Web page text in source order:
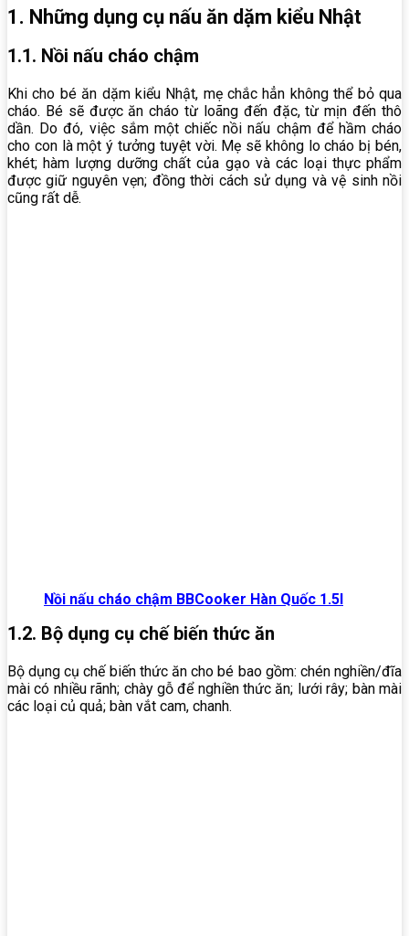
1. Những dụng cụ nấu ăn dặm kiểu Nhật
1.1. Nồi nấu cháo chậm
Khi cho bé ăn dặm kiểu Nhật, mẹ chắc hẳn không thể bỏ qua
cháo. Bé sẽ được ăn cháo từ loãng đến đặc, từ mịn đến thô
dần. Do đó, việc sắm một chiếc nồi nấu chậm để hầm cháo
cho con là một ý tưởng tuyệt vời. Mẹ sẽ không lo cháo bị bén,
khét; hàm lượng dưỡng chất của gạo và các loại thực phẩm
được giữ nguyên vẹn; đồng thời cách sử dụng và vệ sinh nồi
cũng rất dễ.
Nồi nấu cháo chậm BBCooker Hàn Quốc 1.5l
1.2. Bộ dụng cụ chế biến thức ăn
Bộ dụng cụ chế biến thức ăn cho bé bao gồm: chén nghiền/đĩa
mài có nhiều rãnh; chày gỗ để nghiền thức ăn; lưới rây; bàn mài
các loại củ quả; bàn vắt cam, chanh.